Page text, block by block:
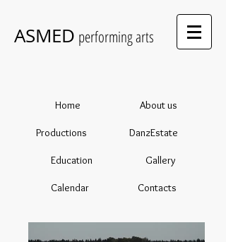
ASMED performing arts
Home
Productions
Education
Calendar
About us
DanzEstate
Gallery
Contacts